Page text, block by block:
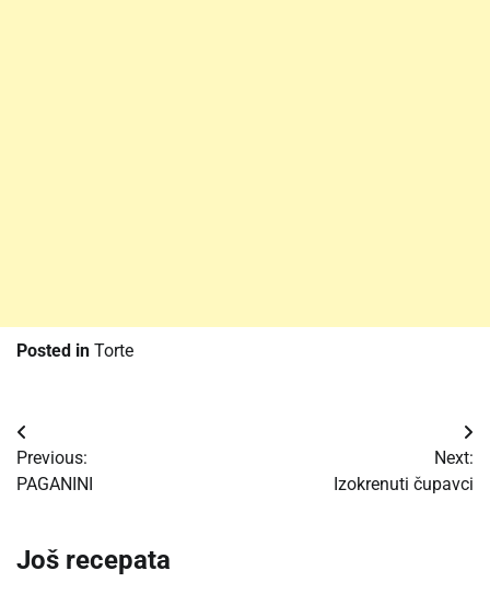
Posted in Torte
Post
navigation
Previous:
PAGANINI
Next:
Izokrenuti čupavci
Još recepata